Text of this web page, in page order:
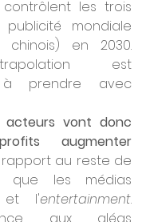
contrôlent les trois
mondiale
chinois) en 2030.
est
à prendre avec
acteurs vont donc
augmenter
au reste de
que les médias
et l'entertainment.